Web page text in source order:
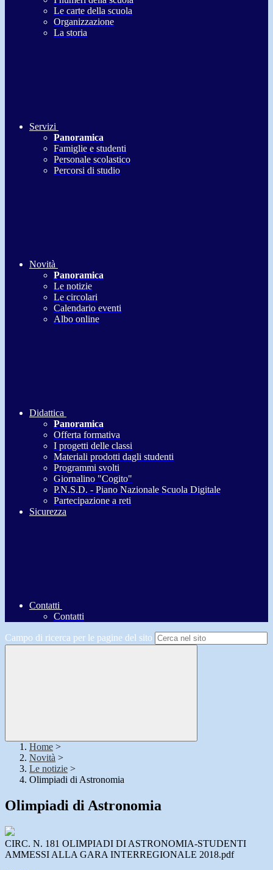
Le carte della scuola
Organizzazione
La storia
Servizi
Panoramica
Famiglie e studenti
Personale scolastico
Percorsi di studio
Novità
Panoramica
Le notizie
Le circolari
Calendario eventi
Albo online
Didattica
Panoramica
Offerta formativa
I progetti delle classi
Materiali prodotti dagli studenti
Programmi svolti
Giornalino "Cogito"
P.N.S.D. - Piano Nazionale Scuola Digitale
Partecipazione a reti
Sicurezza
Contatti
Contatti
Campo di ricerca per le pagine del sito
Home >
Novità >
Le notizie >
Olimpiadi di Astronomia
Olimpiadi di Astronomia
CIRC. N. 181 OLIMPIADI DI ASTRONOMIA-STUDENTI
AMMESSI ALLA GARA INTERREGIONALE 2018.pdf